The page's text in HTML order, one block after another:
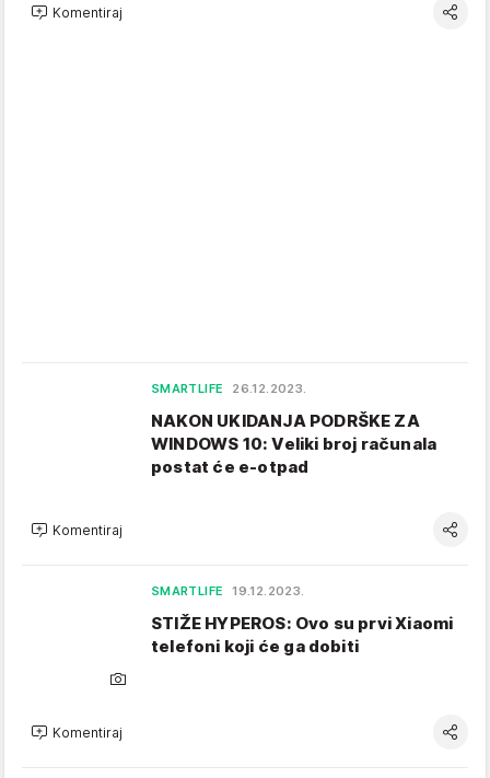
Komentiraj
SMARTLIFE 26.12.2023.
NAKON UKIDANJA PODRŠKE ZA
WINDOWS 10: Veliki broj računala
postat će e-otpad
Komentiraj
SMARTLIFE 19.12.2023.
STIŽE HYPEROS: Ovo su prvi Xiaomi
telefoni koji će ga dobiti
Komentiraj